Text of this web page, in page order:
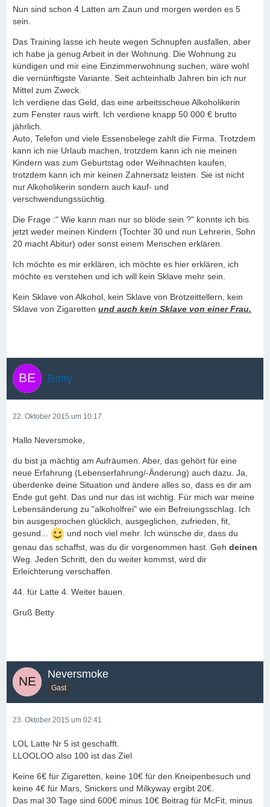
Nun sind schon 4 Latten am Zaun und morgen werden es 5
sein.
Das Training lasse ich heute wegen Schnupfen ausfallen, aber
ich habe ja genug Arbeit in der Wohnung. Die Wohnung zu
kündigen und mir eine Einzimmerwohnung suchen, wäre wohl
die vernünftigste Variante. Seit achteinhalb Jahren bin ich nur
Mittel zum Zweck.
Ich verdiene das Geld, das eine arbeitsscheue Alkoholikerin
zum Fenster raus wirft. Ich verdiene knapp 50 000 € brutto
jährlich.
Auto, Telefon und viele Essensbelege zahlt die Firma. Trotzdem
kann ich nie Urlaub machen, trotzdem kann ich nie meinen
Kindern was zum Geburtstag oder Weihnachten kaufen,
trotzdem kann ich mir keinen Zahnersatz leisten. Sie ist nicht
nur Alkoholikerin sondern auch kauf- und
verschwendungssüchtig.
Die Frage :" Wie kann man nur so blöde sein ?" konnte ich bis
jetzt weder meinen Kindern (Tochter 30 und nun Lehrerin, Sohn
20 macht Abitur) oder sonst einem Menschen erklären.
Ich möchte es mir erklären, ich möchte es hier erklären, ich
möchte es verstehen und ich will kein Sklave mehr sein.
Kein Sklave von Alkohol, kein Sklave von Brotzeittellern, kein
Sklave von Zigaretten und auch kein Sklave von einer Frau.
Betty
22. Oktober 2015 um 10:17
Hallo Neversmoke,
du bist ja mächtig am Aufräumen. Aber, das gehört für eine
neue Erfahrung (Lebenserfahrung/-Änderung) auch dazu. Ja,
überdenke deine Situation und ändere alles so, dass es dir am
Ende gut geht. Das und nur das ist wichtig. Für mich war meine
Lebensänderung zu "alkoholfrei" wie ein Befreiungsschlag. Ich
bin ausgesprochen glücklich, ausgeglichen, zufrieden, fit,
gesund...
und noch viel mehr. Ich wünsche dir, dass du
genau das schaffst, was du dir vorgenommen hast. Geh deinen
Weg. Jeden Schritt, den du weiter kommst, wird dir
Erleichterung verschaffen.
44. für Latte 4. Weiter bauen.
Gruß Betty
Neversmoke
Gast
23. Oktober 2015 um 02:41
LOL Latte Nr 5 ist geschafft.
LLOOLOO also 100 ist das Ziel
Keine 6€ für Zigaretten, keine 10€ für den Kneipenbesuch und
keine 4€ für Mars, Snickers und Milkyway ergibt 20€.
Das mal 30 Tage sind 600€ minus 10€ Beitrag für McFit, minus